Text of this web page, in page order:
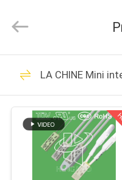
APERÇU
PRODUITS
Hao
Electric
All
Reserved.
bimétal
LA CHINE Mini